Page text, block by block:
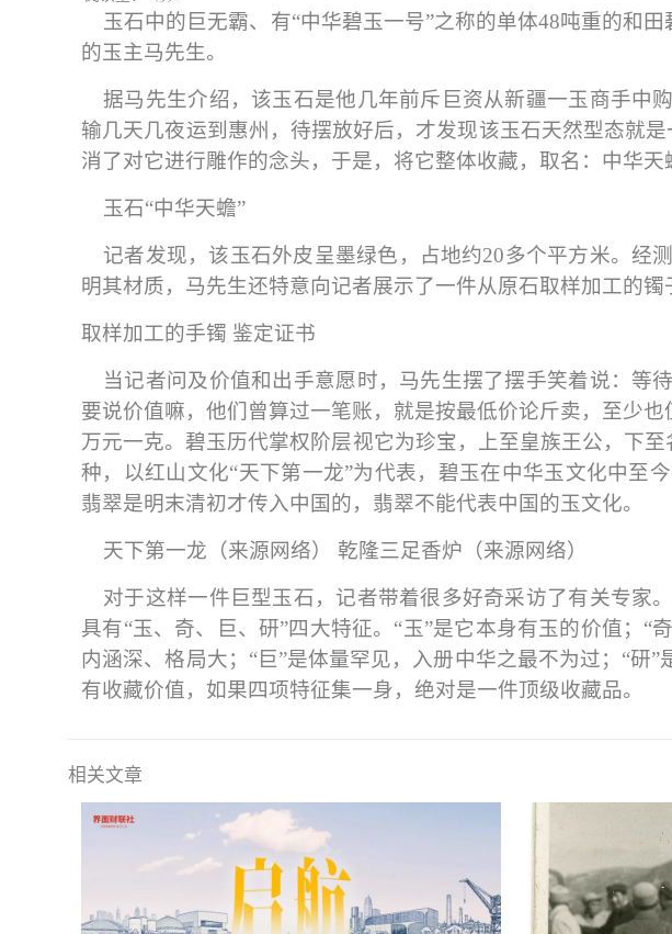
玉石中的巨无霸、有“中华碧玉一号”之称的单体48吨重的和
的玉主马先生。
据马先生介绍，该玉石是他几年前斥巨资从新疆一玉商手中
输几天几夜运到惠州，待摆放好后，才发现该玉石天然型态就
消了对它进行雕作的念头，于是，将它整体收藏，取名：中华天
玉石“中华天蟾”
记者发现，该玉石外皮呈墨绿色，占地约20多个平方米。经
明其材质，马先生还特意向记者展示了一件从原石取样加工的
取样加工的手镯 鉴定证书
当记者问及价值和出手意愿时，马先生摆了摆手笑着说：等
要说价值嘛，他们曾算过一笔账，就是按最低价论斤卖，至少
万元一克。碧玉历代掌权阶层视它为珍宝，上至皇族王公，下
种，以红山文化“天下第一龙”为代表，碧玉在中华玉文化中至
翡翠是明末清初才传入中国的，翡翠不能代表中国的玉文化。
天下第一龙（来源网络） 乾隆三足香炉（来源网络）
对于这样一件巨型玉石，记者带着很多好奇采访了有关专家
具有“玉、奇、巨、研”四大特征。“玉”是它本身有玉的价值；“
内涵深、格局大；“巨”是体量罕见，入册中华之最不为过；“
有收藏价值，如果四项特征集一身，绝对是一件顶级收藏品。
相关文章